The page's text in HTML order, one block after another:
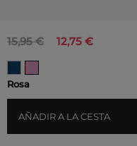
12,75 €
15,95 €
Rosa
AÑADIR A LA CESTA